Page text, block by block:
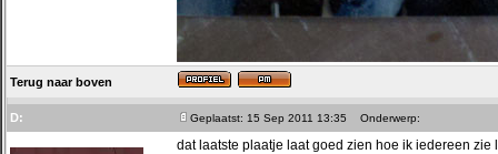
Terug naar boven
D: Geplaatst: 15 Sep 2011 13:35 Onderwerp:
dat laatste plaatje laat goed zien hoe ik iedereen